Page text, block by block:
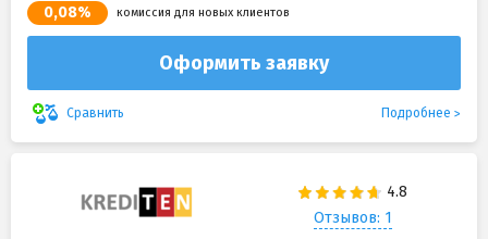
0,08% комиссия для новых клиентов
Оформить заявку
Сравнить Подробнее
Отзывов: 1